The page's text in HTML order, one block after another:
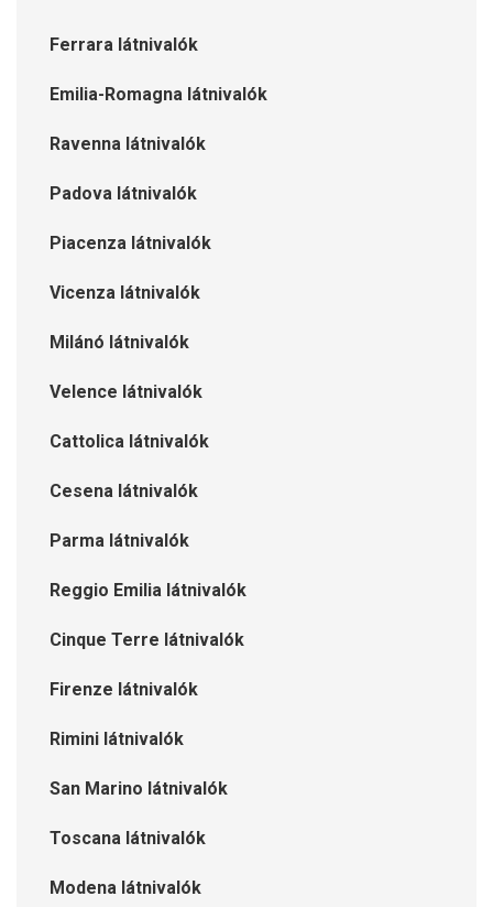
Ferrara látnivalók
Emilia-Romagna látnivalók
Ravenna látnivalók
Padova látnivalók
Piacenza látnivalók
Vicenza látnivalók
Milánó látnivalók
Velence látnivalók
Cattolica látnivalók
Cesena látnivalók
Parma látnivalók
Reggio Emilia látnivalók
Cinque Terre látnivalók
Firenze látnivalók
Rimini látnivalók
San Marino látnivalók
Toscana látnivalók
Modena látnivalók